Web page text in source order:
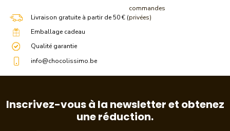
Livraison gratuite à partir de 50 € (
commandes
privées)
Emballage cadeau
Qualité garantie
info@chocolissimo.be
Inscrivez-vous à la newsletter et obtenez
une réduction.